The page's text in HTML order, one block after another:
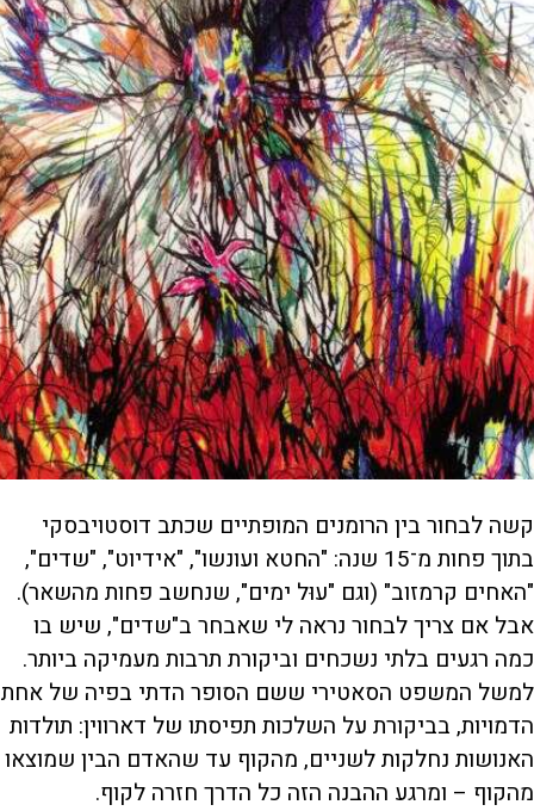
קשה לבחור בין הרומנים המופתיים שכתב דוסטויבסקי
בתוך פחות מ־15 שנה: "החטא ועונשו", "אידיוט", "שדים",
"האחים קרמזוב" (וגם "עוּל ימים", שנחשב פחות מהשאר).
אבל אם צריך לבחור נראה לי שאבחר ב"שדים", שיש בו
כמה רגעים בלתי נשכחים וביקורת תרבות מעמיקה ביותר.
למשל המשפט הסאטירי ששם הסופר הדתי בפיה של אחת
הדמויות, בביקורת על השלכות תפיסתו של דארווין: תולדות
האנושות נחלקות לשניים, מהקוף עד שהאדם הבין שמוצאו
מהקוף – ומרגע ההבנה הזה כל הדרך חזרה לקוף.